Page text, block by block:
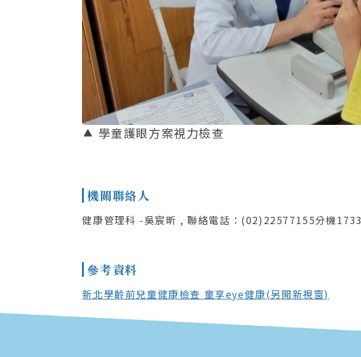
學童護眼方案視力檢查
機關聯絡人
健康管理科 -吳宸昕 , 聯絡電話：(02)22577155分機1733
參考資料
新北學齡前兒童健康檢查 童享eye健康(另開新視窗)